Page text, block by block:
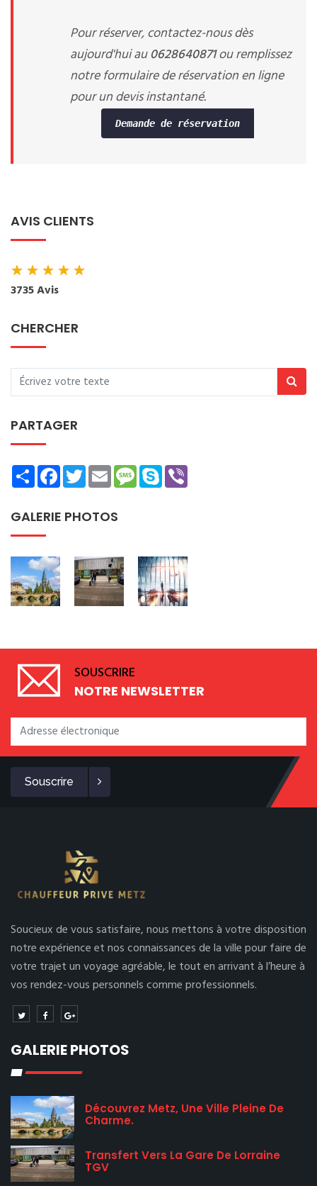
Pour réserver, contactez-nous dès
aujourd'hui au0628640871ou remplissez
notre formulaire de réservation en ligne
pour un devis instantané.
Demande de réservation
AVIS CLIENTS
★★★★★
3735 Avis
CHERCHER
PARTAGER
ShareFacebookTwitterEmailMessage
Skype
GALERIE PHOTOS
SOUSCRIRE
NOTRE NEWSLETTER
Souscrire
Soucieux de vous satisfaire, nous mettons à votre disposition
notre expérience et nos connaissances de la ville pour faire de
votre trajet un voyage agréable, le tout en arrivant à l’heure à
vos rendez-vous personnels comme professionnels.
GALERIE PHOTOS
Découvrez Metz, Une Ville Pleine De
Charme.
Transfert Vers La Gare De Lorraine
TGV